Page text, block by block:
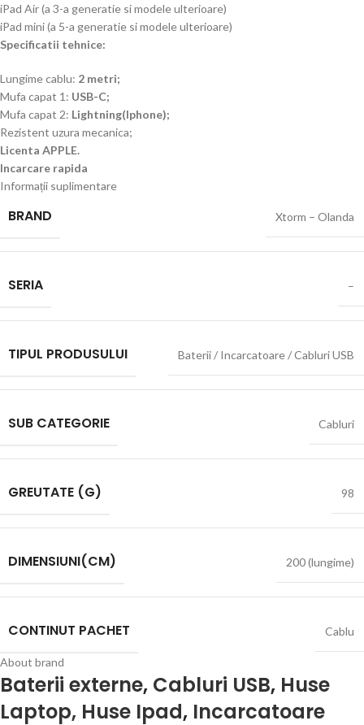
iPad Air (a 3-a generatie si modele ulterioare)
iPad mini (a 5-a generatie si modele ulterioare)
Specificatii tehnice:
Lungime cablu: 2 metri;
Mufa capat 1: USB-C;
Mufa capat 2: Lightning(Iphone);
Rezistent uzura mecanica;
Licenta APPLE.
Incarcare rapida
Informații suplimentare
BRAND Xtorm – Olanda
SERIA –
TIPUL PRODUSULUI Baterii / Incarcatoare / Cabluri USB
SUB CATEGORIE Cabluri
GREUTATE (G) 98
DIMENSIUNI(CM) 200 (lungime)
CONTINUT PACHET Cablu
About brand
Baterii externe, Cabluri USB, Huse
Laptop, Huse Ipad, Incarcatoare